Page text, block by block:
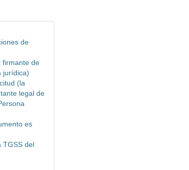
de
firmante de
jurídica)
(la
legal de
es
TGSS del